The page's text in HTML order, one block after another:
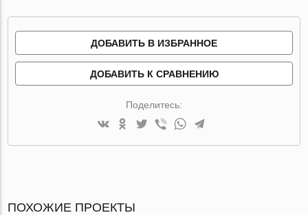
ДОБАВИТЬ В ИЗБРАННОЕ
ДОБАВИТЬ К СРАВНЕНИЮ
Поделитесь:
ПОХОЖИЕ ПРОЕКТЫ